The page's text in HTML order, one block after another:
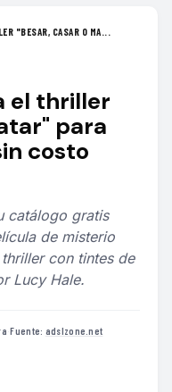
"BESAR, CASAR O MA...
el thriller
para
costo
catálogo gratis
de misterio
con tintes de
Lucy Hale.
·Fuente: adslzone.net